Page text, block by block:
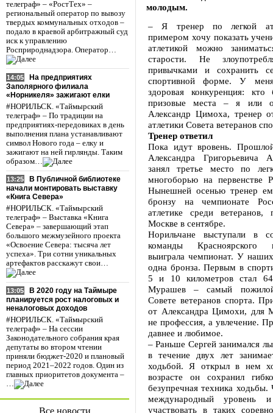
телеграф» – «РостТех» –
региональный оператор по вывозу
твердых коммунальных отходов –
подало в краевой арбитражный суд
иск к управлению
Росприроднадзора. Оператор…
14:05
На предприятиях
Заполярного филиала
«Норникеля» зажигают елки
#НОРИЛЬСК. «Таймырский
телеграф» – По традиции на
предприятиях-передовиках в день
выполнения плана устанавливают
символ Нового года – елку и
зажигают на ней гирлянды. Таким
образом…
13:25
В Публичной библиотеке
начали монтировать выставку
«Книга Севера»
#НОРИЛЬСК. «Таймырский
телеграф» – Выставка «Книга
Севера» – завершающий этап
большого межмузейного проекта
«Освоение Севера: тысяча лет
успеха». Три сотни уникальных
артефактов расскажут свои…
13:05
В 2020 году на Таймыре
планируется рост налоговых и
неналоговых доходов
#НОРИЛЬСК. «Таймырский
телеграф» – На сессии
Законодательного собрания края
депутаты во втором чтении
приняли бюджет-2020 и плановый
период 2021–2022 годов. Один из
главных приоритетов документа –
…
Все новости
молодым.
– Я тренер по легкой
примером хочу показать
атлетикой можно
старости. Не
привычками и сохранить
спортивной форме. У
здоровая конкуренция: кто
призовые места – я или
Александр Цимоха, тренер
атлетики Совета ветеранов
Тренер ответил
Пока идут вровень.
Александра Григорьевича
занял третье место по
многоборью на первенстве
Нынешней осенью тренер
бронзу на чемпионате
атлетике среди
Москве в сентябре.
Норильчане выступали в
команды Красноярского
выиграла чемпионат. У
одна бронза. Первым в
5 и 10 километров стал
Мурашев – самый пожилой
Совете ветеранов спорта.
от Александра Цимохи, для
не профессия, а увлечение.
давнее и любимое.
– Раньше Сергей занимался
в течение двух лет
ходьбой. Я открыл в нем
возрасте он сохранил
безупречная техника
международный уровень
участвовать в таких